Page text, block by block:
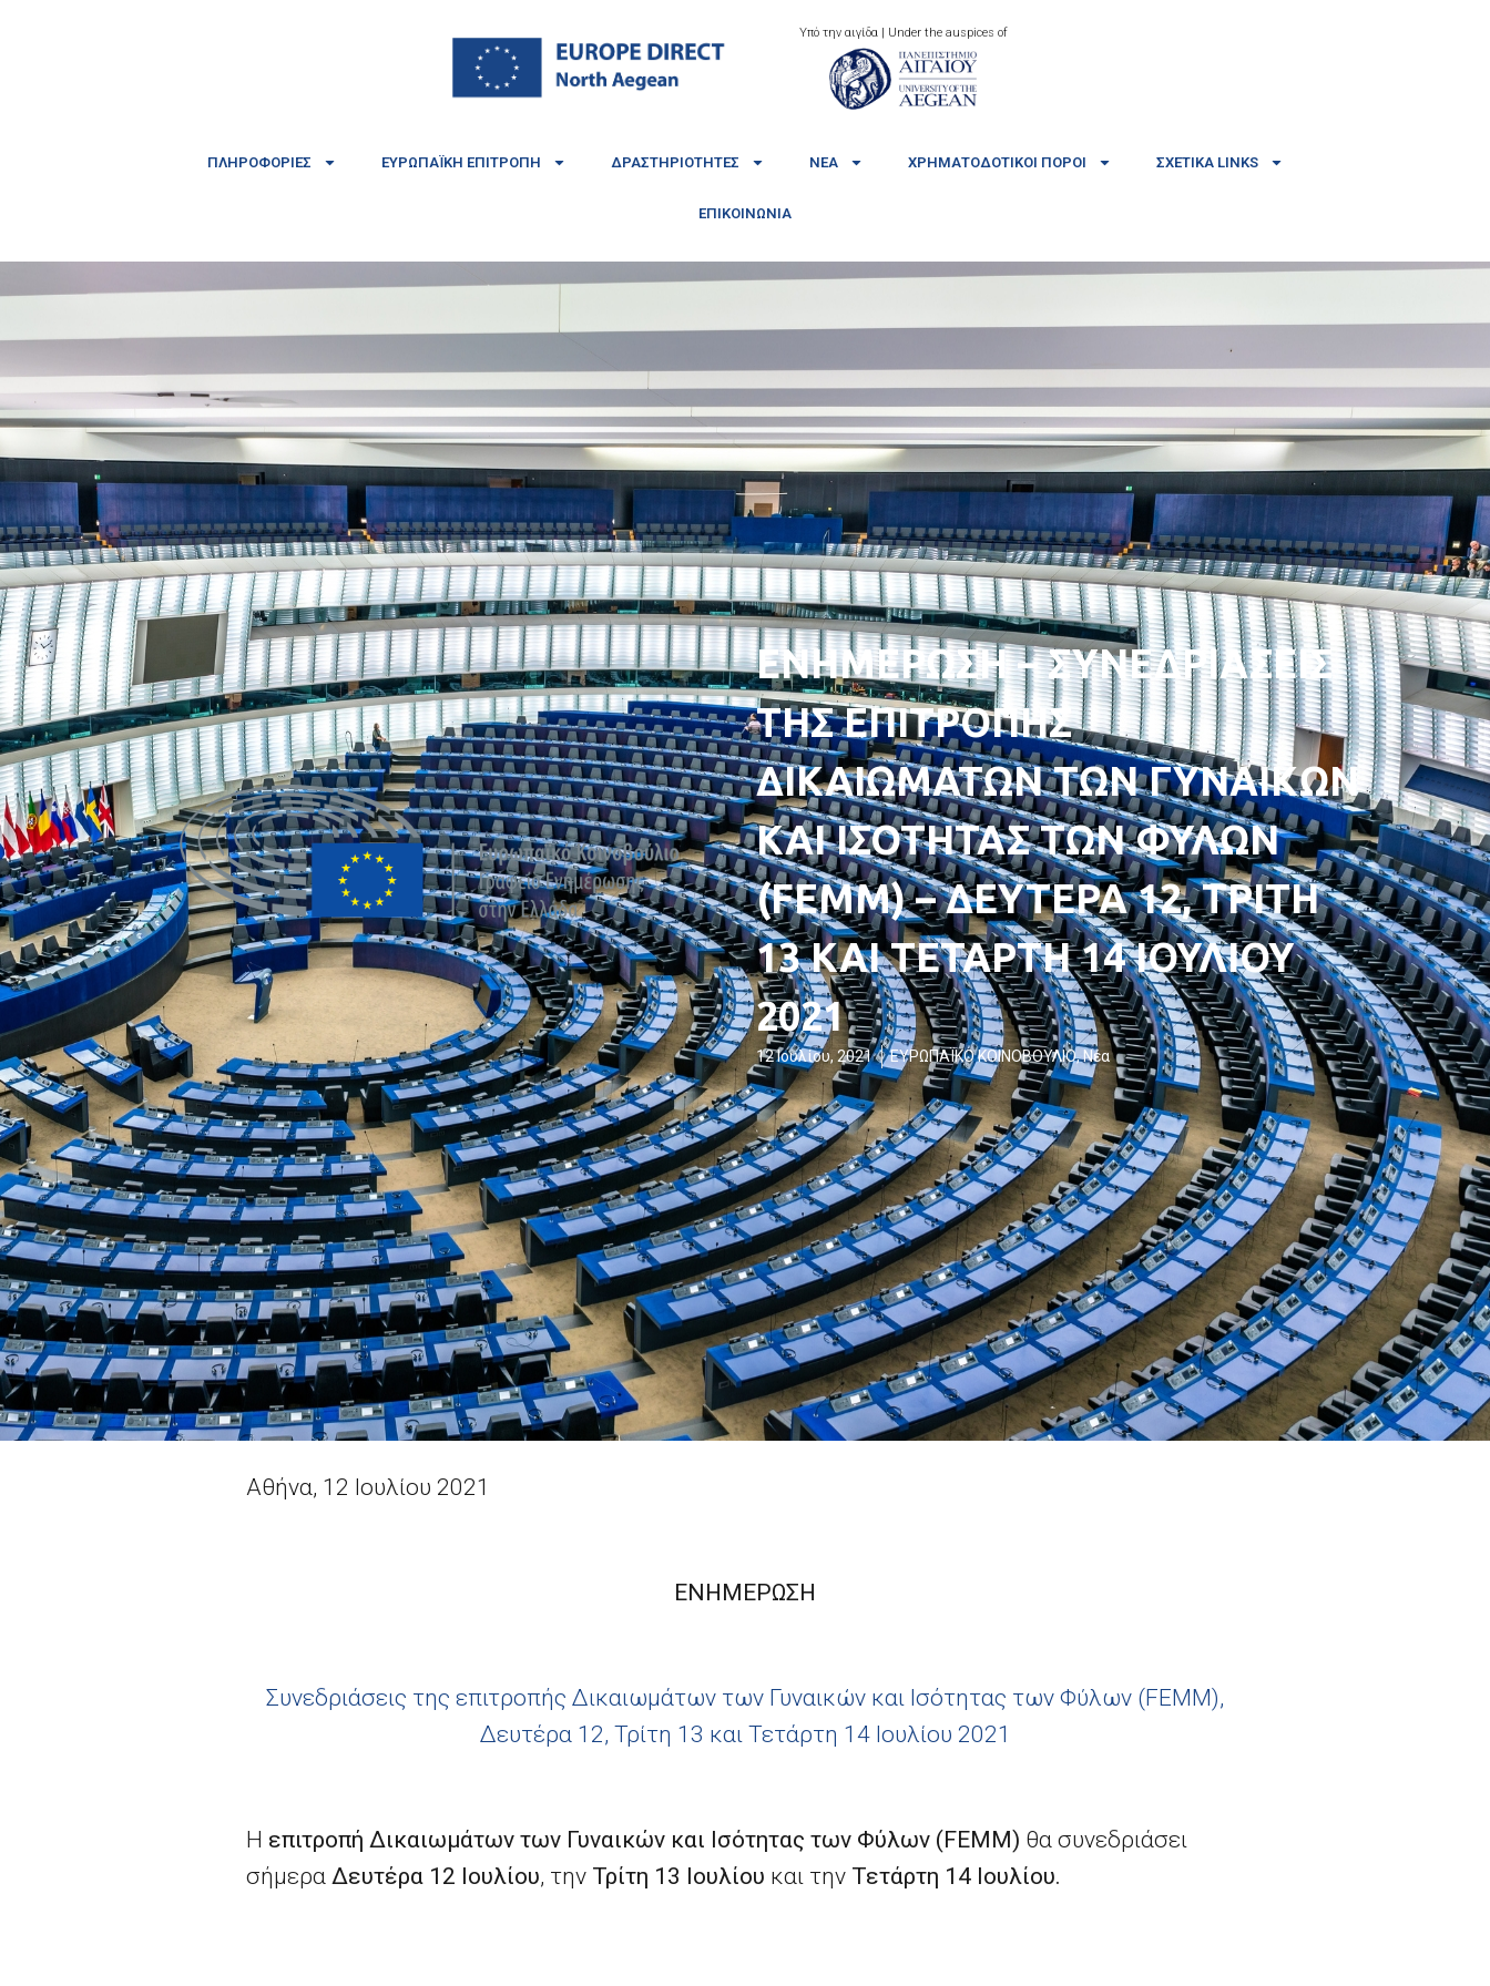
Υπό την αιγίδα | Under the auspices of
ΠΛΗΡΟΦΟΡΊΕΣ ΕΥΡΩΠΑΪΚΉ ΕΠΙΤΡΟΠΉ ΔΡΑΣΤΗΡΙΌΤΗΤΕΣ ΝΈΑ ΧΡΗΜΑΤΟΔΟΤΙΚΟΊ ΠΌΡΟΙ ΣΧΕΤΙΚΆ LINKS
ΕΠΙΚΟΙΝΩΝΊΑ
ΕΝΗΜΕΡΩΣΗ – ΣΥΝΕΔΡΙΑΣΕΙΣ
ΤΗΣ ΕΠΙΤΡΟΠΗΣ
ΔΙΚΑΙΩΜΑΤΩΝ ΤΩΝ ΓΥΝΑΙΚΩΝ
ΚΑΙ ΙΣΟΤΗΤΑΣ ΤΩΝ ΦΥΛΩΝ
(FEMM) – ΔΕΥΤΕΡΑ 12, ΤΡΙΤΗ
13 ΚΑΙ ΤΕΤΑΡΤΗ 14 ΙΟΥΛΙΟΥ
2021
12 Ιουλίου, 2021 ΕΥΡΩΠΑΪΚΟ ΚΟΙΝΟΒΟΥΛΙΟ,Νέα
Αθήνα, 12 Ιουλίου 2021
ΕΝΗΜΕΡΩΣΗ
Συνεδριάσεις της επιτροπής Δικαιωμάτων των Γυναικών και Ισότητας των Φύλων (FEMM),
Δευτέρα 12, Τρίτη 13 και Τετάρτη 14 Ιουλίου 2021
Η επιτροπή Δικαιωμάτων των Γυναικών και Ισότητας των Φύλων (FEMM) θα συνεδριάσει
σήμερα Δευτέρα 12 Ιουλίου, την Τρίτη 13 Ιουλίου και την Τετάρτη 14 Ιουλίου.